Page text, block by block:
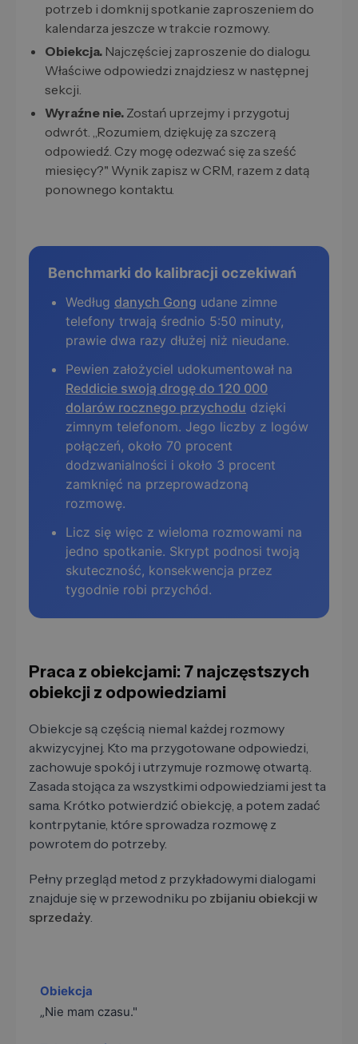
potrzeb i domknij spotkanie zaproszeniem do
kalendarza jeszcze w trakcie rozmowy.
Obiekcja. Najczęściej zaproszenie do dialogu.
Właściwe odpowiedzi znajdziesz w następnej
sekcji.
Wyraźne nie. Zostań uprzejmy i przygotuj
odwrót. „Rozumiem, dziękuję za szczerą
odpowiedź. Czy mogę odezwać się za sześć
miesięcy?" Wynik zapisz w CRM, razem z datą
ponownego kontaktu.
Benchmarki do kalibracji oczekiwań
Według danych Gong udane zimne
telefony trwają średnio 5:50 minuty,
prawie dwa razy dłużej niż nieudane.
Pewien założyciel udokumentował na
Reddicie swoją drogę do 120 000
dolarów rocznego przychodu dzięki
zimnym telefonom. Jego liczby z logów
połączeń, około 70 procent
dodzwanialności i około 3 procent
zamknięć na przeprowadzoną
rozmowę.
Licz się więc z wieloma rozmowami na
jedno spotkanie. Skrypt podnosi twoją
skuteczność, konsekwencja przez
tygodnie robi przychód.
Praca z obiekcjami: 7 najczęstszych
obiekcji z odpowiedziami
Obiekcje są częścią niemal każdej rozmowy
akwizycyjnej. Kto ma przygotowane odpowiedzi,
zachowuje spokój i utrzymuje rozmowę otwartą.
Zasada stojąca za wszystkimi odpowiedziami jest ta
sama. Krótko potwierdzić obiekcję, a potem zadać
kontrpytanie, które sprowadza rozmowę z
powrotem do potrzeby.
Pełny przegląd metod z przykładowymi dialogami
znajduje się w przewodniku po zbijaniu obiekcji w
sprzedaży.
„Nie mam czasu."